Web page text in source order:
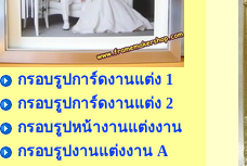
กรอบรูปการ์ดงานแต่ง 1
กรอบรูปการ์ดงานแต่ง 2
กรอบรูปหน้างานแต่งงาน
กรอบรูปงานแต่งงาน A